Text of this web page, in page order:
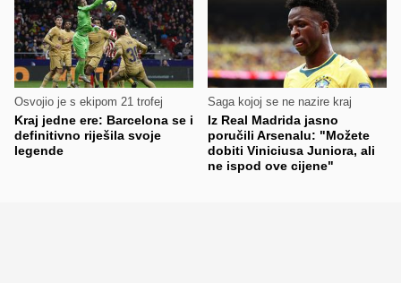
Osvojio je s ekipom 21 trofej
Kraj jedne ere: Barcelona se i
definitivno riješila svoje
legende
Saga kojoj se ne nazire kraj
Iz Real Madrida jasno
poručili Arsenalu: "Možete
dobiti Viniciusa Juniora, ali
ne ispod ove cijene"